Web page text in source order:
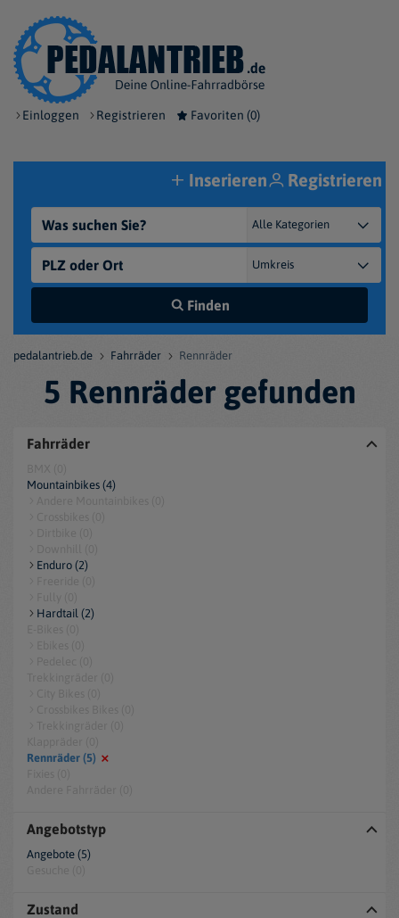
Einloggen Registrieren Favoriten (0)
Finden
Inserieren Registrieren
pedalantrieb.de Fahrräder Rennräder
5 Rennräder gefunden
Fahrräder
Mountainbikes (4)
Enduro (2)
Hardtail (2)
Rennräder (5)
Angebotstyp
Angebote (5)
Zustand